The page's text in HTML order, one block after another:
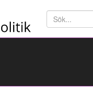
Söktext